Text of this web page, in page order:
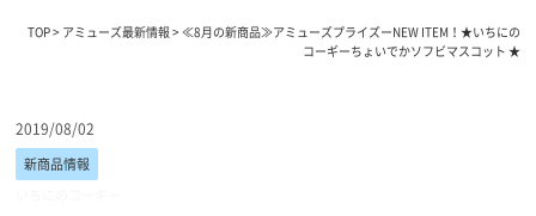
TOP> アミューズ最新情報> ≪8月の新商品≫アミューズプライズーNEW ITEM！★いちにの
コーギーちょいでかソフビマスコット ★
2019/08/02
新商品情報